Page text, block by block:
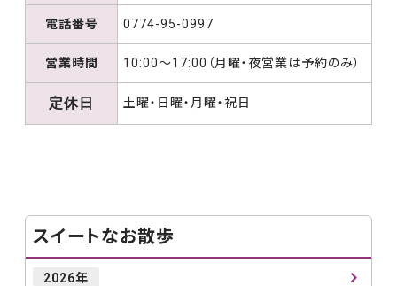
電話番号 0774-95-0997
営業時間 10:00～17:00（月曜・夜営業は予約のみ）
定休日 土曜・日曜・月曜・祝日
スイートなお散歩
2026年